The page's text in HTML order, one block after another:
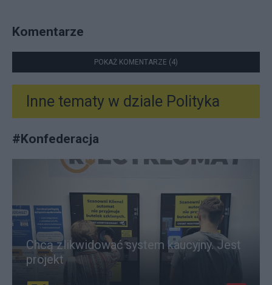
Komentarze
POKAŻ KOMENTARZE (4)
Inne tematy w dziale Polityka
#Konfederacja
Chcą zlikwidować system kaucyjny. Jest
projekt